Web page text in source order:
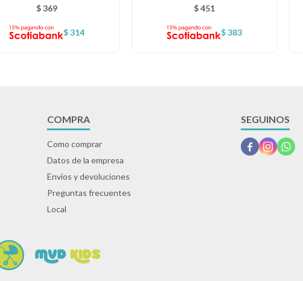
$ 369
$ 314
$451
$383
COMPRA
Como comprar
Datos de la empresa
Envíos y devoluciones
Preguntas frecuentes
Local
SEGUINOS
  